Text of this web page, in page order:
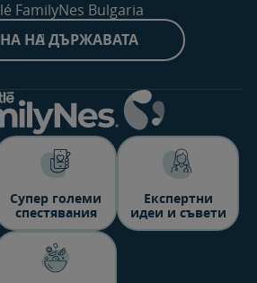
FamilyNes Bulgaria
НА ДЪРЖАВАТА
Супер големи
спестявания
Експертни
идеи и съвети